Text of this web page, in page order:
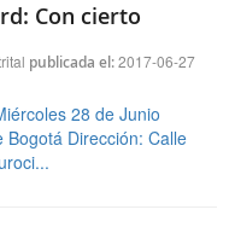
Con cierto
publicada el:2017-06-27
28 de Junio
Bogotá Dirección: Calle